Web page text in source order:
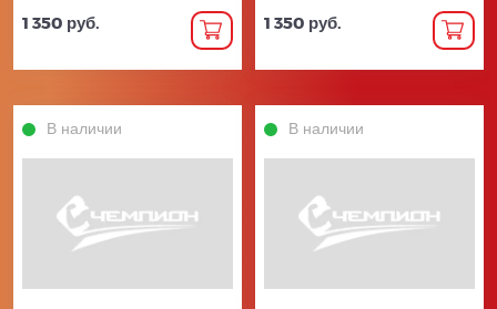
1 350 руб. 1 350 руб.
В наличии В наличии